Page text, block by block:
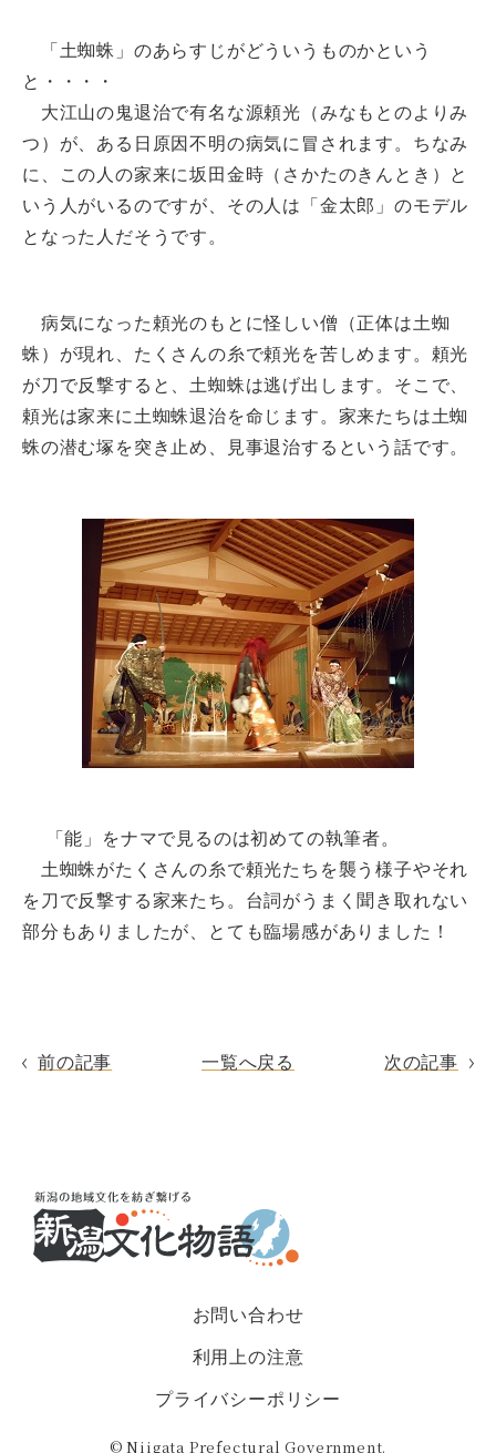
「土蜘蛛」のあらすじがどういうものかという
と・・・・
大江山の鬼退治で有名な源頼光（みなもとのよりみ
つ）が、ある日原因不明の病気に冒されます。ちなみ
に、この人の家来に坂田金時（さかたのきんとき）と
いう人がいるのですが、その人は「金太郎」のモデル
となった人だそうです。
病気になった頼光のもとに怪しい僧（正体は土蜘
蛛）が現れ、たくさんの糸で頼光を苦しめます。頼光
が刀で反撃すると、土蜘蛛は逃げ出します。そこで、
頼光は家来に土蜘蛛退治を命じます。家来たちは土蜘
蛛の潜む塚を突き止め、見事退治するという話です。
「能」をナマで見るのは初めての執筆者。
土蜘蛛がたくさんの糸で頼光たちを襲う様子やそれ
を刀で反撃する家来たち。台詞がうまく聞き取れない
部分もありましたが、とても臨場感がありました！
前の記事 一覧へ戻る 次の記事
お問い合わせ
利用上の注意
プライバシーポリシー
© Niigata Prefectural Government.